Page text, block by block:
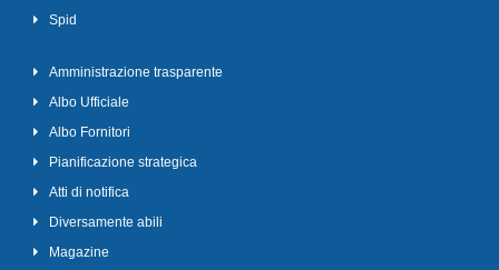
Spid
Amministrazione trasparente
Albo Ufficiale
Albo Fornitori
Pianificazione strategica
Atti di notifica
Diversamente abili
Magazine